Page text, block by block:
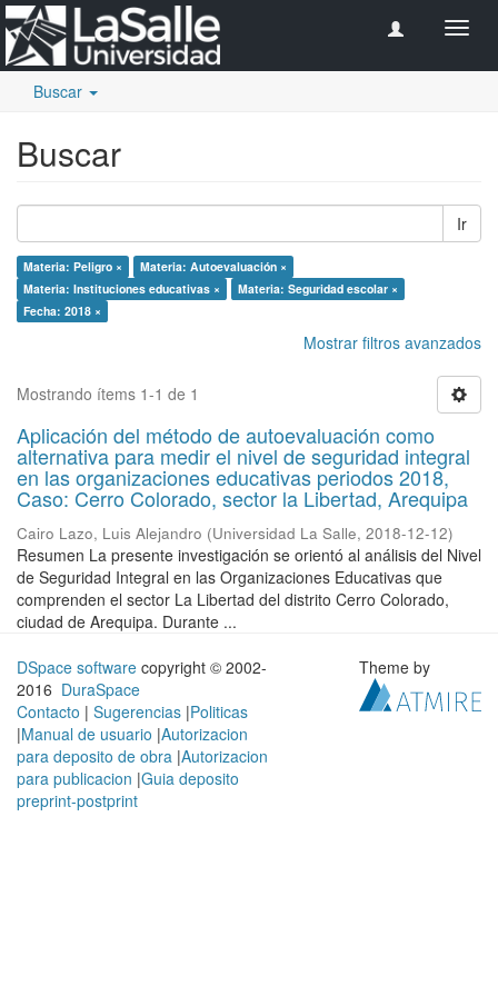
Buscar
Buscar
Ir
Materia: Peligro ×
Materia: Autoevaluación ×
Materia: Instituciones educativas ×
Materia: Seguridad escolar ×
Fecha: 2018 ×
Mostrar filtros avanzados
Mostrando ítems 1-1 de 1
Aplicación del método de autoevaluación como
alternativa para medir el nivel de seguridad integral
en las organizaciones educativas periodos 2018,
Caso: Cerro Colorado, sector la Libertad, Arequipa
Cairo Lazo, Luis Alejandro (Universidad La Salle, 2018-12-12)
Resumen La presente investigación se orientó al análisis del Nivel
de Seguridad Integral en las Organizaciones Educativas que
comprenden el sector La Libertad del distrito Cerro Colorado,
ciudad de Arequipa. Durante ...
DSpace software copyright © 2002-
2016 DuraSpace
Contacto | Sugerencias |Politicas
|Manual de usuario |Autorizacion
para deposito de obra |Autorizacion
para publicacion |Guia deposito
preprint-postprint
Theme by